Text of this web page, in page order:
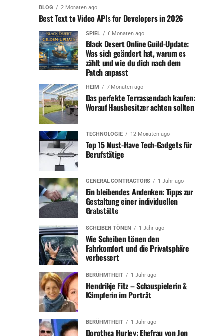
Ihre Krankheit und der tapfere Kampf
Das Vermächtnis von Nicole Steves
Schlusswort
FAQs zu „Nicole Steves Verstorben: Ein
umfassender Nachruf“
Die frühen Jahre von Nicole Steves
Nicole Steves wurde in eine liebevolle Familie
hineingeboren und wuchs in einer Umgebung auf, die
von Zusammenhalt und Gemeinschaftssinn geprägt war.
Bereits in jungen Jahren zeigte sie eine bemerkenswerte
Intelligenz und Neugierde. Ihre Eltern erkannten früh ihr
Potenzial und förderten sie in ihren Interessen. Schon
als Kind war sie wissbegierig und stellte viele Fragen
über die Welt um sie herum.
Während ihrer Schulzeit war Nicole eine hervorragende
Schülerin. Sie hatte eine Vorliebe für Literatur und Kunst,
zeigte jedoch auch großes Interesse an
naturwissenschaftlichen Fächern. Ihre Lehrer
beschrieben sie als ehrgeizig, konzentriert und
freundlich. Besonders bemerkenswert war ihr
Engagement im Schultheater, wo sie nicht nur auf der
Bühne glänzte, sondern auch hinter den Kulissen
Verantwortung übernahm.
BLOG 2 Monaten ago
Best Text to Video APIs for Developers in 2026
SPIEL 6 Monaten ago
Black Desert Online Guild-Update:
Was sich geändert hat, warum es
zählt und wie du dich nach dem
Patch anpasst
HEIM 7 Monaten ago
Das perfekte Terrassendach kaufen:
Worauf Hausbesitzer achten sollten
TECHNOLOGIE 12 Monaten ago
Top 15 Must-Have Tech-Gadgets für
Berufstätige
GENERAL CONTRACTORS 1 Jahr ago
Ein bleibendes Andenken: Tipps zur
Gestaltung einer individuellen
Grabstätte
SCHEIBEN TÖNEN 1 Jahr ago
Wie Scheiben tönen den
Fahrkomfort und die Privatsphäre
verbessert
BERÜHMTHEIT 1 Jahr ago
Hendrikje Fitz – Schauspielerin &
Kämpferin im Porträt
BERÜHMTHEIT 1 Jahr ago
Dorothea Hurley: Ehefrau von Jon